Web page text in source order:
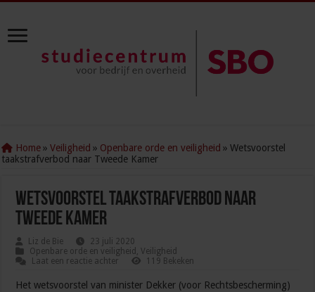
Home » Veiligheid » Openbare orde en veiligheid » Wetsvoorstel
taakstrafverbod naar Tweede Kamer
Wetsvoorstel taakstrafverbod naar
Tweede Kamer
Liz de Bie
23 juli 2020
Openbare orde en veiligheid ,Veiligheid
Laat een reactie achter
119 Bekeken
Het wetsvoorstel van minister Dekker (voor Rechtsbescherming)